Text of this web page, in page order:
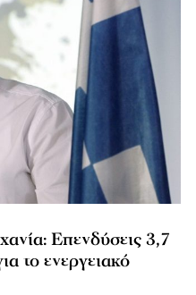
Επενδύσεις 3,7
το ενεργειακό